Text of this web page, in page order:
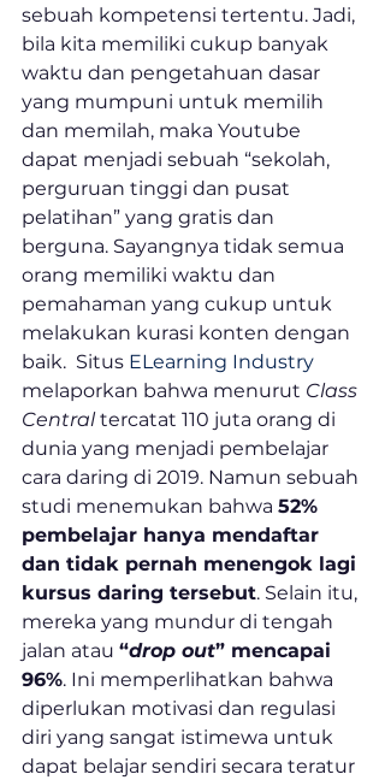
sebuah kompetensi tertentu. Jadi,
bila kita memiliki cukup banyak
waktu dan pengetahuan dasar
yang mumpuni untuk memilih
dan memilah, maka Youtube
dapat menjadi sebuah “sekolah,
perguruan tinggi dan pusat
pelatihan” yang gratis dan
berguna. Sayangnya tidak semua
orang memiliki waktu dan
pemahaman yang cukup untuk
melakukan kurasi konten dengan
baik.  Situs ELearning Industry
melaporkan bahwa menurut Class
Central tercatat 110 juta orang di
dunia yang menjadi pembelajar
cara daring di 2019. Namun sebuah
studi menemukan bahwa 52%
pembelajar hanya mendaftar
dan tidak pernah menengok lagi
kursus daring tersebut. Selain itu,
mereka yang mundur di tengah
jalan atau “drop out” mencapai
96%. Ini memperlihatkan bahwa
diperlukan motivasi dan regulasi
diri yang sangat istimewa untuk
dapat belajar sendiri secara teratur